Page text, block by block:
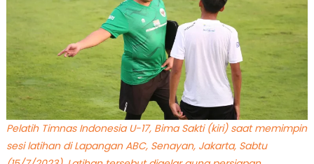
Pelatih Timnas Indonesia U-17, Bima Sakti (kiri) saat memimpin
sesi latihan di Lapangan ABC, Senayan, Jakarta, Sabtu